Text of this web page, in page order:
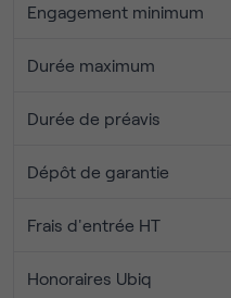
Engagement minimum
Durée maximum
Durée de préavis
Dépôt de garantie
Frais d'entrée HT
Honoraires Ubiq